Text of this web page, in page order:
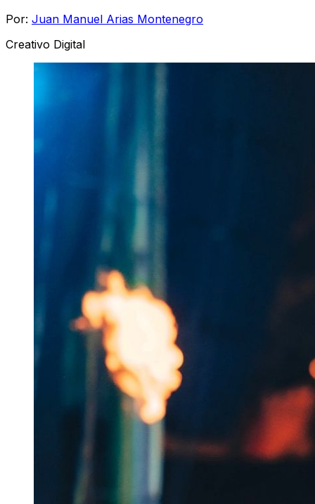
Por: Juan Manuel Arias Montenegro
Creativo Digital